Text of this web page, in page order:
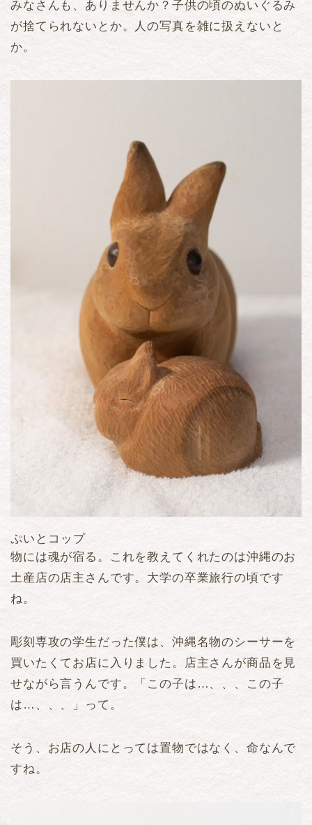
みなさんも、ありませんか？子供の頃のぬいぐるみ
が捨てられないとか。人の写真を雑に扱えないと
か。
ぷいとコップ
物には魂が宿る。これを教えてくれたのは沖縄のお
土産店の店主さんです。大学の卒業旅行の頃です
ね。
彫刻専攻の学生だった僕は、沖縄名物のシーサーを
買いたくてお店に入りました。店主さんが商品を見
せながら言うんです。「この子は…、、、この子
は…、、、」って。
そう、お店の人にとっては置物ではなく、命なんで
すね。